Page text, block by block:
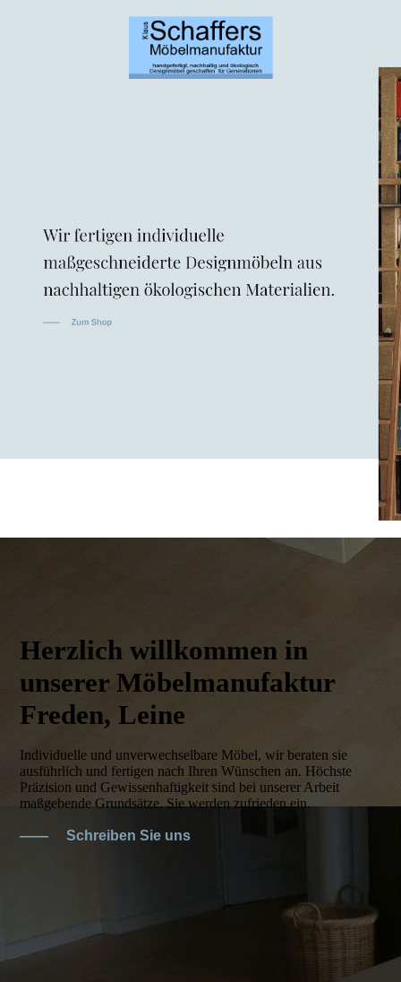
Herzlich willkommen in
unserer Möbelmanufaktur
Freden, Leine
Individuelle und unverwechselbare Möbel, wir beraten sie
ausführlich und fertigen nach Ihren Wünschen an. Höchste
Präzision und Gewissenhaftigkeit sind bei unserer Arbeit
maßgebende Grundsätze. Sie werden zufrieden ein.
——Schreiben Sie uns